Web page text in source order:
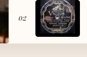
02